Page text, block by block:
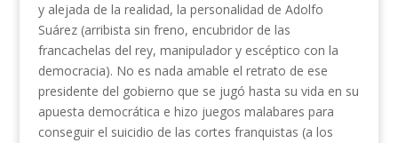
y alejada de la realidad, la personalidad de Adolfo
Suárez (arribista sin freno, encubridor de las
francachelas del rey, manipulador y escéptico con la
democracia). No es nada amable el retrato de ese
presidente del gobierno que se jugó hasta su vida en su
apuesta democrática e hizo juegos malabares para
conseguir el suicidio de las cortes franquistas (a los